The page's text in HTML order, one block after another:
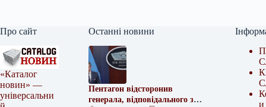
Про сайт
«Каталог
новин» —
універсальни
Останні новини
Пентагон відсторонив
генерала, відповідального за
и